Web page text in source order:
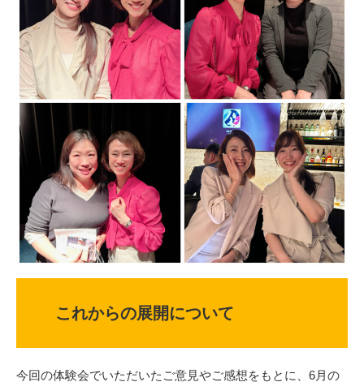
これからの展開について
今回の体験会でいただいたご意見やご感想をもとに、6月の